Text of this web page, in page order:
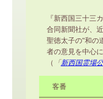
新西国三十三
合同新聞社が、
聖徳太子の"和の
者の意見を中心
（
「 新西国霊場
客番